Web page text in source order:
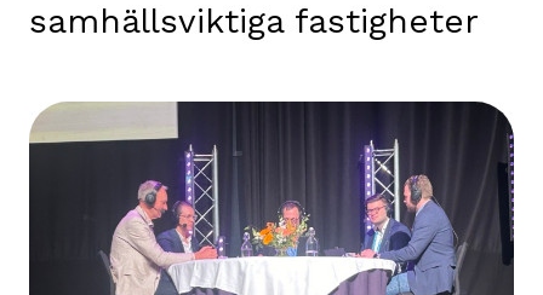
samhällsviktiga fastigheter